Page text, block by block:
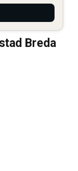
Breda